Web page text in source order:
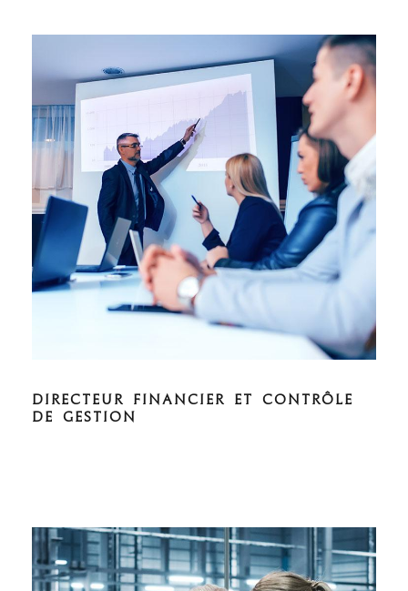
DIRECTEUR FINANCIER ET CONTRÔLE
DE GESTION